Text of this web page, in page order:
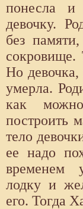
понесла
девочку.
без
Но
умерла.
как
построить
тело
ее надо
временем
лодку и
его. Тогда